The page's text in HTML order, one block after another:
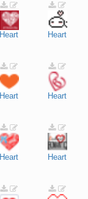
Heart Heart
Heart Heart
Heart Heart